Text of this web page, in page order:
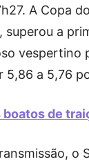
A Copa
a
vespertino
a 5,76
de
o